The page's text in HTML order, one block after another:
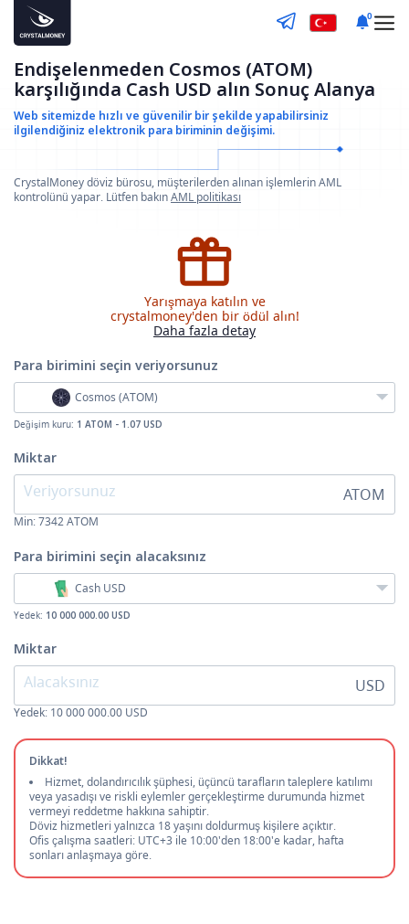
0
Endişelenmeden Cosmos (ATOM)
karşılığında Cash USD alın Sonuç Alanya
Web sitemizde hızlı ve güvenilir bir şekilde yapabilirsiniz
ilgilendiğiniz elektronik para biriminin değişimi.
CrystalMoney döviz bürosu, müşterilerden alınan işlemlerin AML
kontrolünü yapar. Lütfen bakınAML politikası
Yarışmaya katılın ve
crystalmoney'den bir ödül alın!
Daha fazla detay
Para birimini seçin veriyorsunuz
Cosmos (ATOM)
Değişim kuru: 1 ATOM - 1.07 USD
Miktar
ATOM
Min:7342ATOM
Para birimini seçin alacaksınız
Cash USD
Yedek: 10 000 000.00 USD
Miktar
USD
Yedek: 10 000 000.00 USD
Dikkat!
Hizmet, dolandırıcılık şüphesi, üçüncü tarafların taleplere katılımı
veya yasadışı ve riskli eylemler gerçekleştirme durumunda hizmet
vermeyi reddetme hakkına sahiptir.
Döviz hizmetleri yalnızca 18 yaşını doldurmuş kişilere açıktır.
Ofis çalışma saatleri: UTC+3 ile 10:00'den 18:00'e kadar, hafta
sonları anlaşmaya göre.